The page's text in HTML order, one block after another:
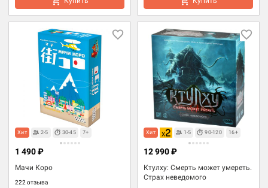
Хит 2-5 30-45 7+
Мачи Коро
222 отзыва
1 490 ₽
Хит 1-5 90-120 16+
Ктулху: Смерть может умереть.
Страх неведомого
12 990 ₽